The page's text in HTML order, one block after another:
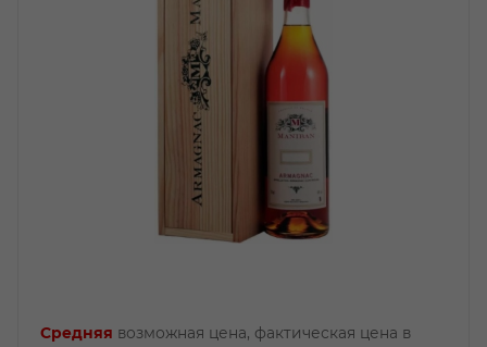
Средняя возможная цена, фактическая цена в